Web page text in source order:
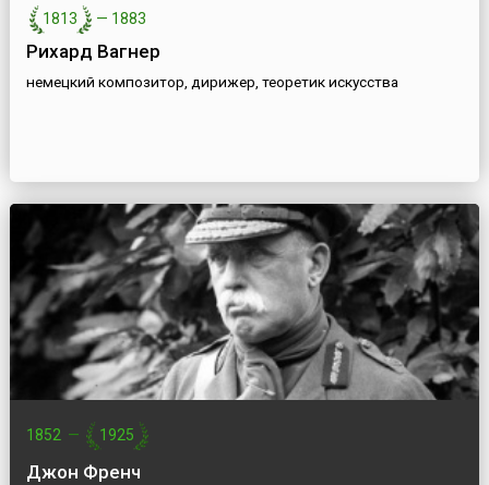
1813 — 1883
Рихард Вагнер
немецкий композитор, дирижер, теоретик искусства
1852 — 1925
Джон Френч